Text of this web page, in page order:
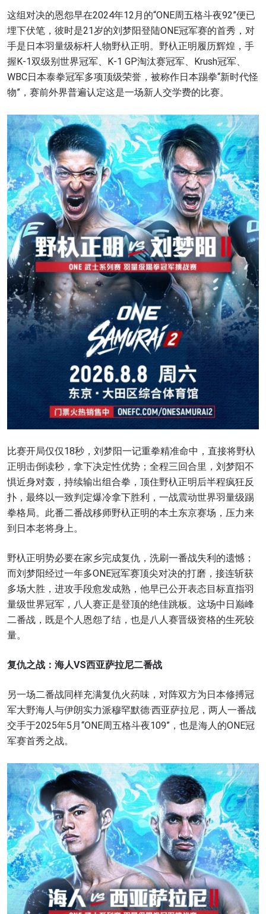
这组对决的恩怨早在2024年12月的“ONE周五格斗夜92”便已
埋下伏笔，彼时是21岁的刘梦阳登陆ONE冠军赛的首秀，对
手是日本羽量级标杆人物野杁正明。野杁正明履历辉煌，手
握K-1双级别世界冠军、K-1 GP淘汰赛冠军、Krush冠军、
WBC日本泰拳冠军多项顶级荣誉，被称作日本踢拳“新时代怪
物”，赛前外界普遍认定这是一场新人交学费的比赛。
比赛开局仅仅18秒，刘梦阳一记重拳精准命中，直接将野杁
正明击倒读秒，拿下决定性优势；全程三回合里，刘梦阳不
惧近身对轰，持续输出组合拳，顶住野杁正明后半程疯狂反
扑，最终以一致判定爆冷拿下胜利，一战震动世界羽量级踢
拳格局。此番二番战移师野杁正明的本土东京赛场，压力来
到日本老将身上。
野杁正明势必要在家乡完成复仇，洗刷一番战失利的遗憾；
而刘梦阳经过一年多ONE冠军赛顶尖对决的打磨，接连斩获
多场大胜，进攻手段愈发成熟，他早已公开表态目标直指羽
量级世界冠军，八人赛正是登顶的绝佳跳板。这场中日巅峰
二番战，既是个人恩怨了结，也是八人赛晋级资格的生死较
量。
复仇之战：海人VS西亚萨拉尼二番战
另一场二番战同样充满复仇火药味，对阵双方为日本修搏冠
军大野海人与伊朗实力派穆罕默德·西亚萨拉尼，两人一番战
交手于2025年5月“ONE周五格斗夜109”，也是海人的ONE冠
军赛首秀之战。